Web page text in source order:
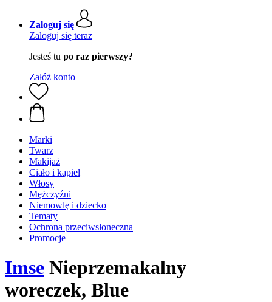
Zaloguj się
Zaloguj się teraz
Jesteś tu po raz pierwszy?
Załóż konto
Marki
Twarz
Makijaż
Ciało i kąpiel
Włosy
Mężczyźni
Niemowlę i dziecko
Tematy
Ochrona przeciwsłoneczna
Promocje
Imse Nieprzemakalny
woreczek, Blue